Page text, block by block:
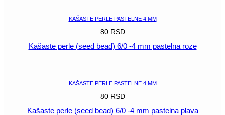
KAŠASTE PERLE PASTELNE 4 MM
80 RSD
Kašaste perle (seed bead) 6/0 -4 mm pastelna roze
KAŠASTE PERLE PASTELNE 4 MM
80 RSD
Kašaste perle (seed bead) 6/0 -4 mm pastelna plava